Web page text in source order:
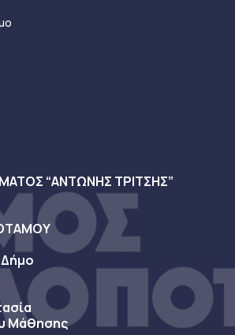
“ΑΝΤΩΝΗΣ ΤΡΙΤΣΗΣ”
Μάθησης